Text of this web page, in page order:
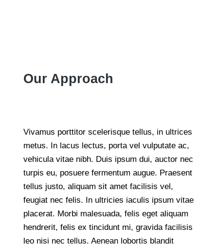
Our Approach
Vivamus porttitor scelerisque tellus, in ultrices
metus. In lacus lectus, porta vel vulputate ac,
vehicula vitae nibh. Duis ipsum dui, auctor nec
turpis eu, posuere fermentum augue. Praesent
tellus justo, aliquam sit amet facilisis vel,
feugiat nec felis. In ultricies iaculis ipsum vitae
placerat. Morbi malesuada, felis eget aliquam
hendrerit, felis ex tincidunt mi, gravida facilisis
leo nisi nec tellus. Aenean lobortis blandit